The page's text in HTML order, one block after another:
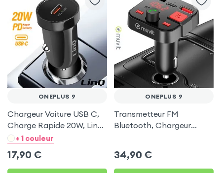
ONEPLUS 9
Chargeur Voiture USB C,
Charge Rapide 20W, LinQ
- Noir pour OnePlus 9
+ 1 couleur
17,90 €
ONEPLUS 9
Transmetteur FM
Bluetooth, Chargeur
34,90 €